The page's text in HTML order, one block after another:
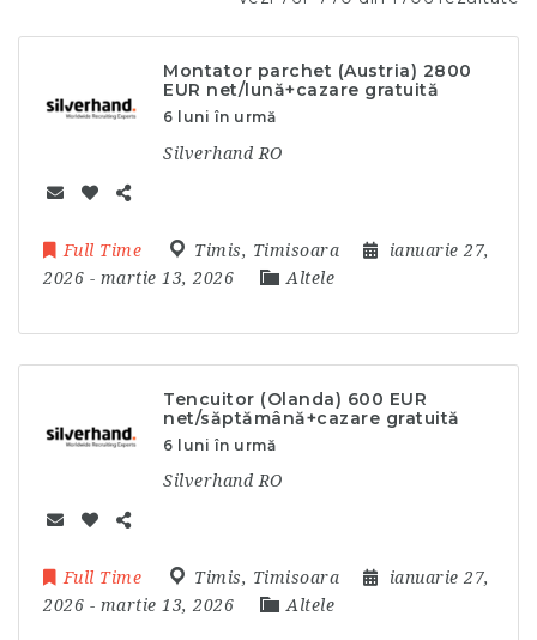
Montator parchet (Austria) 2800
EUR net/lună+cazare gratuită
6 luni în urmă
Silverhand RO
Full Time Timis, Timisoara
ianuarie 27,
2026 - martie 13, 2026 Altele
Tencuitor (Olanda) 600 EUR
net/săptămână+cazare gratuită
6 luni în urmă
Silverhand RO
Full Time Timis, Timisoara
ianuarie 27,
2026 - martie 13, 2026 Altele